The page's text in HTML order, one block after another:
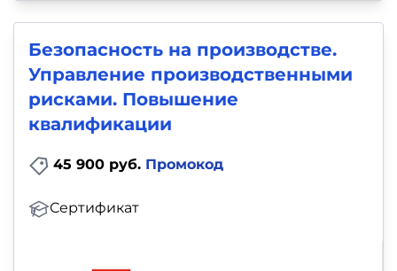
Безопасность на производстве.
Управление производственными
рисками. Повышение
квалификации
45 900 руб. Промокод
Сертификат